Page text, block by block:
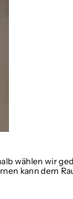
wählen wir
kann dem